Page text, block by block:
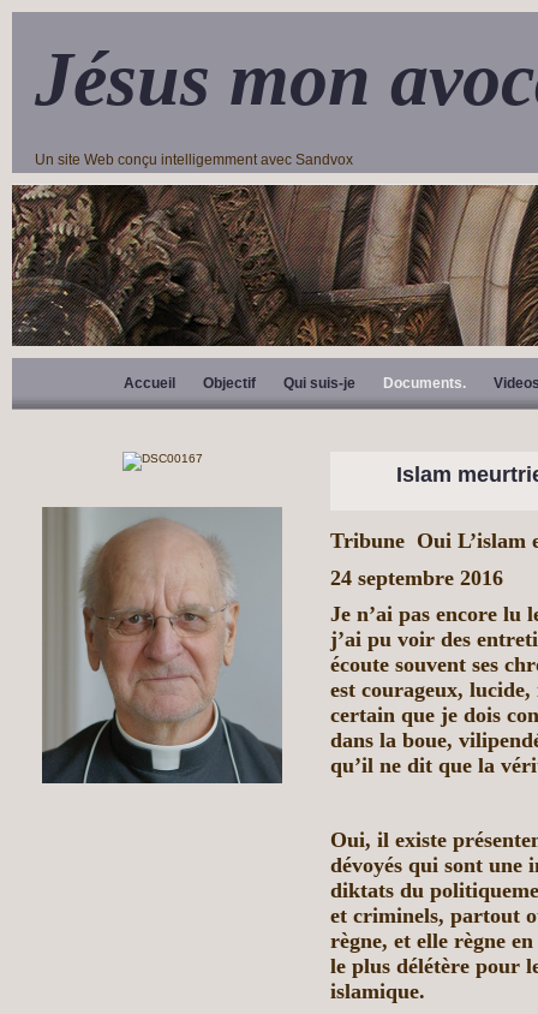
Jésus mon
Un site Web conçu intelligemment avec Sandvox
Accueil Objectif Qui suis-je Documents.
Islam
Tribune Oui L’islam
24 septembre 2016
Je n’ai pas encore lu
j’ai pu voir des
écoute souvent ses
est courageux, lucide,
certain que je dois
dans la boue,
qu’il ne dit que la
Oui, il existe
dévoyés qui sont une
diktats du
et criminels, partout
règne, et elle règne
le plus délétère pour
islamique.